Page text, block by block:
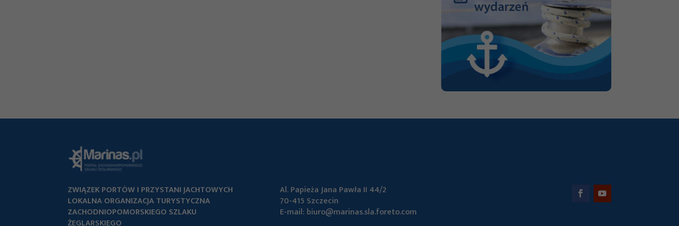
ZWIĄZEK PORTÓW I PRZYSTANI JACHTOWYCH
LOKALNA ORGANIZACJA TURYSTYCZNA
ZACHODNIOPOMORSKIEGO SZLAKU
Al. Papieża Jana Pawła II 44/2
70-415 Szczecin
E-mail: biuro@marinas.sla.foreto.com
internetowa
działała jak